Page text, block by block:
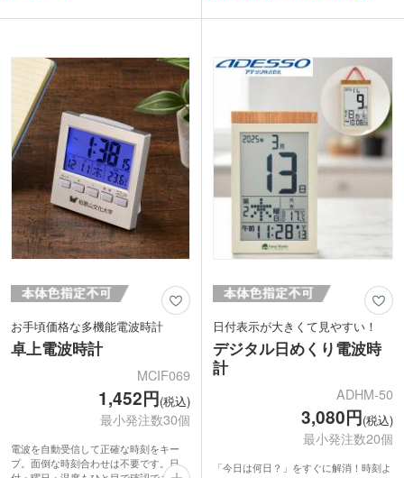
用。温度・湿度・カレンダー・六曜表示
す。名入れ部分が目立ちやすいので、周
年記念品・卒業記念品など特別なシーン
の贈り物におすすめです。
て卒業記念品に人気があります。お気に
念品のベストセラーアイテムになってい
お手頃価格な多機能電波時計
卓上電波時計
MCIF069
1,452円(税込)
最小発注数30個
電波を自動受信して正確な時刻をキー
プ。面倒な時刻合わせは不要です。日
日付表示が大きくて見やすい！
デジタル日めくり電波時
計
ADHM-50
3,080円(税込)
最小発注数20個
「今日は何日？」をすぐに解消！時刻よ